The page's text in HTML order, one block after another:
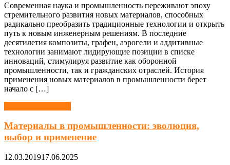
Современная наука и промышленность переживают эпоху
стремительного развития новых материалов, способных
радикально преобразить традиционные технологии и открыть
путь к новым инженерным решениям. В последние
десятилетия композиты, графен, аэрогели и аддитивные
технологии занимают лидирующие позиции в списке
инноваций, стимулируя развитие как оборонной
промышленности, так и гражданских отраслей. История
применения новых материалов в промышленности берет
начало с […]
Материалы в промышленности: эволюция,
выбор и применение
12.03.201917.06.2025